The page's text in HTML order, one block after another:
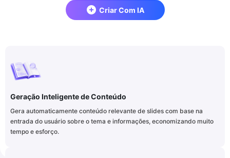
Criar Com IA
Geração Inteligente de Conteúdo
Gera automaticamente conteúdo relevante de slides com base na
entrada do usuário sobre o tema e informações, economizando muito
tempo e esforço.